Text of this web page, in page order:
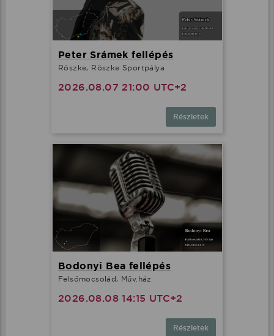
Peter Srámek fellépés
Röszke, Röszke Sportpálya
2026.08.07 21:00 UTC+2
Részletek
Bodonyi Bea fellépés
Felsőmocsolád, Műv.ház
2026.08.08 14:15 UTC+2
Részletek